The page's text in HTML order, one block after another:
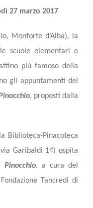
27 marzo 2017
Monforte d’Alba), la
scuole elementari e
più famoso della
gli appuntamenti del
, proposti dalla
Biblioteca-Pinacoteca
Garibaldi 14) ospita
, a cura del
Tancredi di